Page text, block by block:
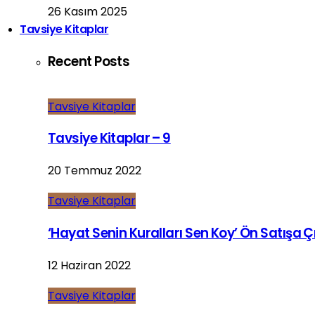
26 Kasım 2025
Tavsiye Kitaplar
Recent Posts
Tavsiye Kitaplar
Tavsiye Kitaplar – 9
20 Temmuz 2022
Tavsiye Kitaplar
‘Hayat Senin Kuralları Sen Koy’ Ön Satışa
12 Haziran 2022
Tavsiye Kitaplar